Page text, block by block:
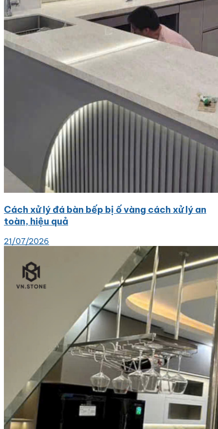
Cách xử lý đá bàn bếp bị ố vàng cách xử lý an
toàn, hiệu quả
21/07/2026